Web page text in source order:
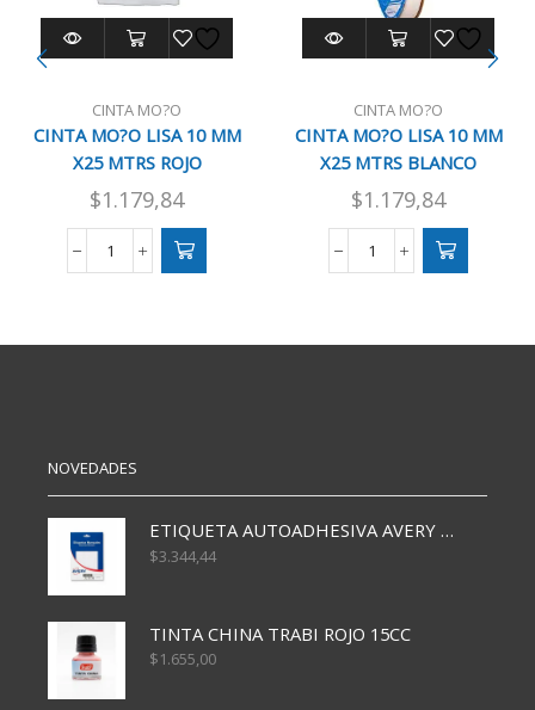
CINTA MO?O
CINTA MO?O LISA 10 MM
X25 MTRS ROJO
$1.179,84
CINTA
10
cantidad
CINTA MO?O
CINTA MO?O LISA 10 MM
X25 MTRS BLANCO
$1.179,84
CINTA
10
NOVEDADES
ETIQUETA AUTOADHESIVA AVERY 3026 30H 20 X 70
$3.344,44
TINTA CHINA TRABI ROJO 15CC
$1.655,00